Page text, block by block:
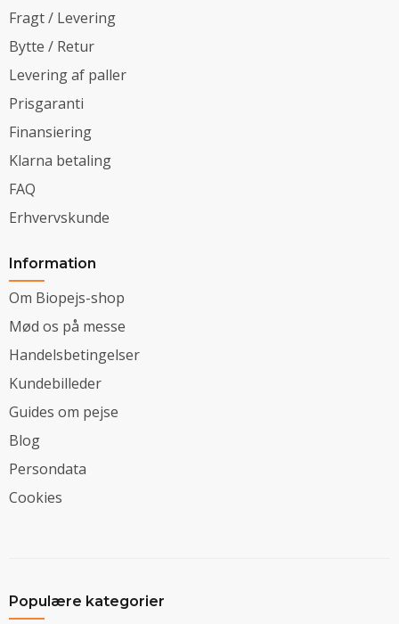
Fragt / Levering
Bytte / Retur
Levering af paller
Prisgaranti
Finansiering
Klarna betaling
FAQ
Erhvervskunde
Information
Om Biopejs-shop
Mød os på messe
Handelsbetingelser
Kundebilleder
Guides om pejse
Blog
Persondata
Cookies
Populære kategorier